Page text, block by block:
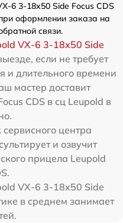
6 3-18x50 Side Focus CDS
оформлении заказа на
связи.
VX-6 3-18x50 Side
если не требует
и длительного времени
мастер доставит
CDS в сц Leupold в
центра
и озвучит
прицела Leupold
VX-6 3-18x50 Side
в среднем занимает